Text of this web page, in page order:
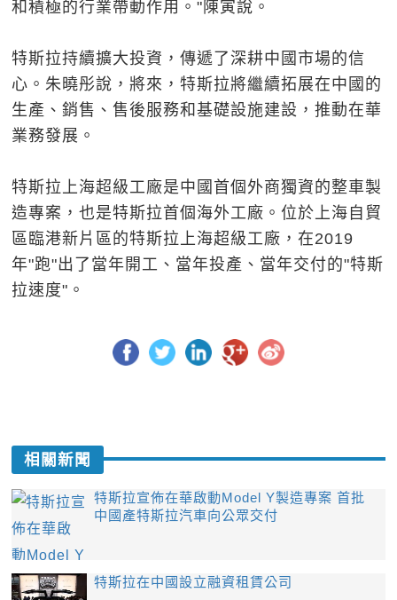
和積極的行業帶動作用。"陳寅說。
特斯拉持續擴大投資，傳遞了深耕中國市場的信
心。朱曉彤說，將來，特斯拉將繼續拓展在中國的
生產、銷售、售後服務和基礎設施建設，推動在華
業務發展。
特斯拉上海超級工廠是中國首個外商獨資的整車製
造專案，也是特斯拉首個海外工廠。位於上海自貿
區臨港新片區的特斯拉上海超級工廠，在2019
年"跑"出了當年開工、當年投產、當年交付的"特斯
拉速度"。
相關新聞
特斯拉宣佈在華啟動Model Y製造專案 首批
中國產特斯拉汽車向公眾交付
特斯拉在中國設立融資租賃公司